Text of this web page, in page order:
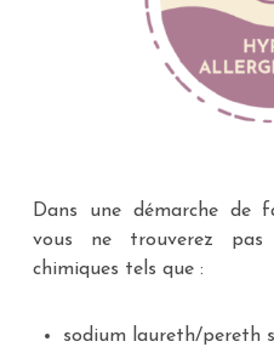
Dans une démarche de
vous ne trouverez
chimiques tels que :
sodium laureth/pereth